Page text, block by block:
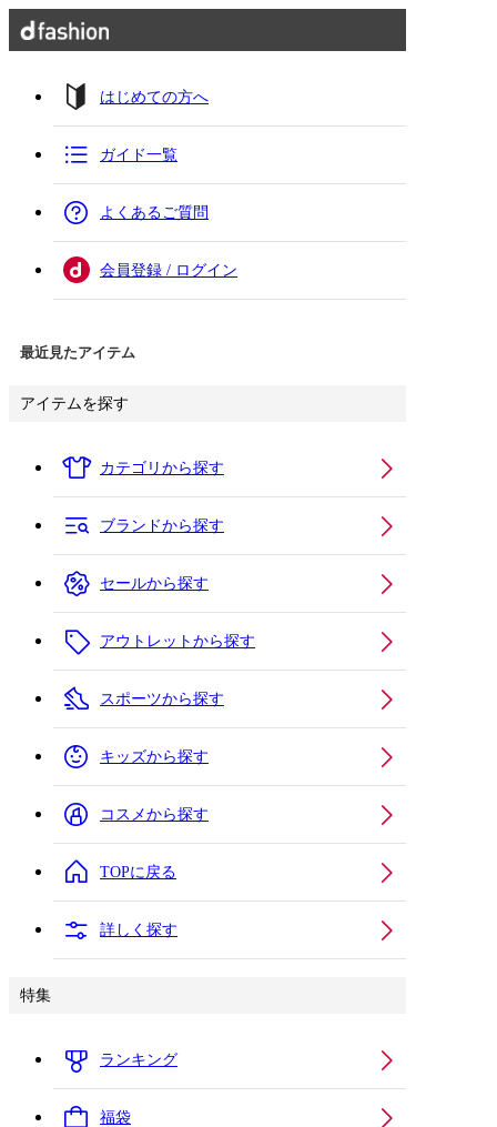
はじめての方へ
ガイド一覧
よくあるご質問
会員登録 / ログイン
最近見たアイテム
アイテムを探す
カテゴリから探す
ブランドから探す
セールから探す
アウトレットから探す
スポーツから探す
キッズから探す
コスメから探す
TOPに戻る
詳しく探す
特集
ランキング
福袋